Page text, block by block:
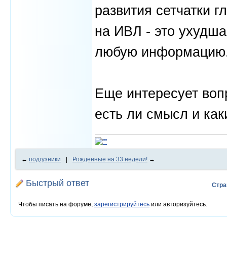
развития сетчатки
на ИВЛ - это
любую
Еще интересует
есть ли смысл и
← подгузники Рожденные на 33 недели! →
Быстрый ответ
Чтобы писать на форуме, зарегистрируйтесь или авторизуйтесь.